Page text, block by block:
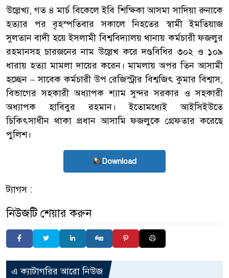
উল্লেখ্য, গত ৪ মার্চ বিকেলে ইবি শিক্ষিকা আসমা সাদিয়া রুনাকে
হত্যার পর বৃহস্পতিবার সকালে নিহতের স্বামী ইমতিয়াজ
সুলতান বাদী হয়ে ইসলামী বিশ্ববিদ্যালয় থানায় কর্মচারী ফজলুর
রহমানসহ চারজনের নাম উল্লেখ করে দণ্ডবিধির ৩০২ ও ১০৯
ধারায় হত্যা মামলা দায়ের করেন। মামলায় অপর তিন আসামী
হচ্ছেন – সাবেক কর্মচারী উপ রেজিস্ট্রার বিশ্বজিৎ কুমার বিশ্বাস,
বিভাগের সহকারী অধ্যাপক শ্যাম সুন্দর সরকার ও সহকারী
অধ্যাপক হাবিবুর রহমান। ইতোমধ্যেই আইসিইউতে
চিকিৎসাধীন থাকা প্রধান আসামি ফজলুকে গ্রেফতার করেছে
পুলিশ।
Download
ট্যাগস :
নিউজটি শেয়ার করুন
এ ক্যাটাগরির আরো নিউজ